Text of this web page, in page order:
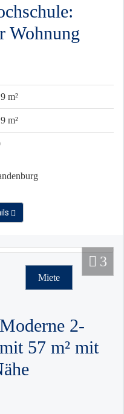
Wohnung
m²
m²
3
Miete
2-
57 m² mit